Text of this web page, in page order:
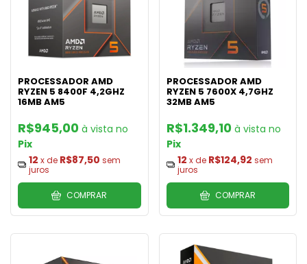
PROCESSADOR AMD
RYZEN 5 8400F 4,2GHZ
16MB AM5
R$945,00
Pix
12 x de R$87,50 sem
juros
COMPRAR
PROCESSADOR AMD
RYZEN 5 7600X 4,7GHZ
32MB AM5
R$1.349,10
Pix
12 x de R$124,92 sem
juros
COMPRAR